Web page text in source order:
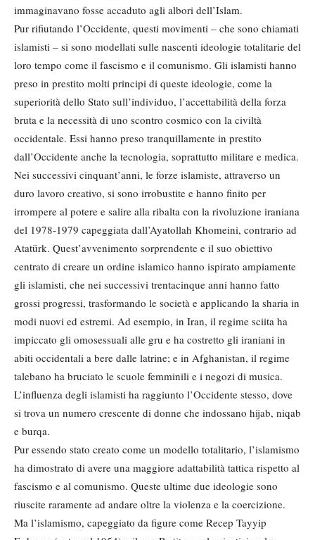
immaginavano fosse accaduto agli albori dell’Islam.
Pur rifiutando l’Occidente, questi movimenti – che sono chiamati
islamisti – si sono modellati sulle nascenti ideologie totalitarie del
loro tempo come il fascismo e il comunismo. Gli islamisti hanno
preso in prestito molti principi di queste ideologie, come la
superiorità dello Stato sull’individuo, l’accettabilità della forza
bruta e la necessità di uno scontro cosmico con la civiltà
occidentale. Essi hanno preso tranquillamente in prestito
dall’Occidente anche la tecnologia, soprattutto militare e medica.
Nei successivi cinquant’anni, le forze islamiste, attraverso un
duro lavoro creativo, si sono irrobustite e hanno finito per
irrompere al potere e salire alla ribalta con la rivoluzione iraniana
del 1978-1979 capeggiata dall’Ayatollah Khomeini, contrario ad
Atatürk. Quest’avvenimento sorprendente e il suo obiettivo
centrato di creare un ordine islamico hanno ispirato ampiamente
gli islamisti, che nei successivi trentacinque anni hanno fatto
grossi progressi, trasformando le società e applicando la sharia in
modi nuovi ed estremi. Ad esempio, in Iran, il regime sciita ha
impiccato gli omosessuali alle gru e ha costretto gli iraniani in
abiti occidentali a bere dalle latrine; e in Afghanistan, il regime
talebano ha bruciato le scuole femminili e i negozi di musica.
L’influenza degli islamisti ha raggiunto l’Occidente stesso, dove
si trova un numero crescente di donne che indossano hijab, niqab
e burqa.
Pur essendo stato creato come un modello totalitario, l’islamismo
ha dimostrato di avere una maggiore adattabilità tattica rispetto al
fascismo e al comunismo. Queste ultime due ideologie sono
riuscite raramente ad andare oltre la violenza e la coercizione.
Ma l’islamismo, capeggiato da figure come Recep Tayyip